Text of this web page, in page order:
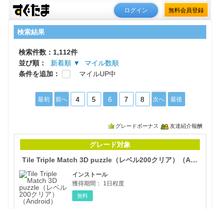
ログイン 無料会員登録
検索結果
検索件数：1,112件
並び順：
新着順 ▼
マイル数順
条件を追加：
マイルUP中
最初 前へ 4 5 6 7 8 次へ 最後
グレードボーナス 友達紹介報酬
グレード対象
Tile Triple Match 3D puzzle（レベル200クリア）（Android）
インストール
獲得期間：
1日程度
無料